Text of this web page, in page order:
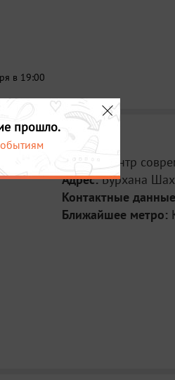
в 19:00
Место:
Центр
Адрес:Бурхана
Контактные
Ближайшее метро:
прошло.